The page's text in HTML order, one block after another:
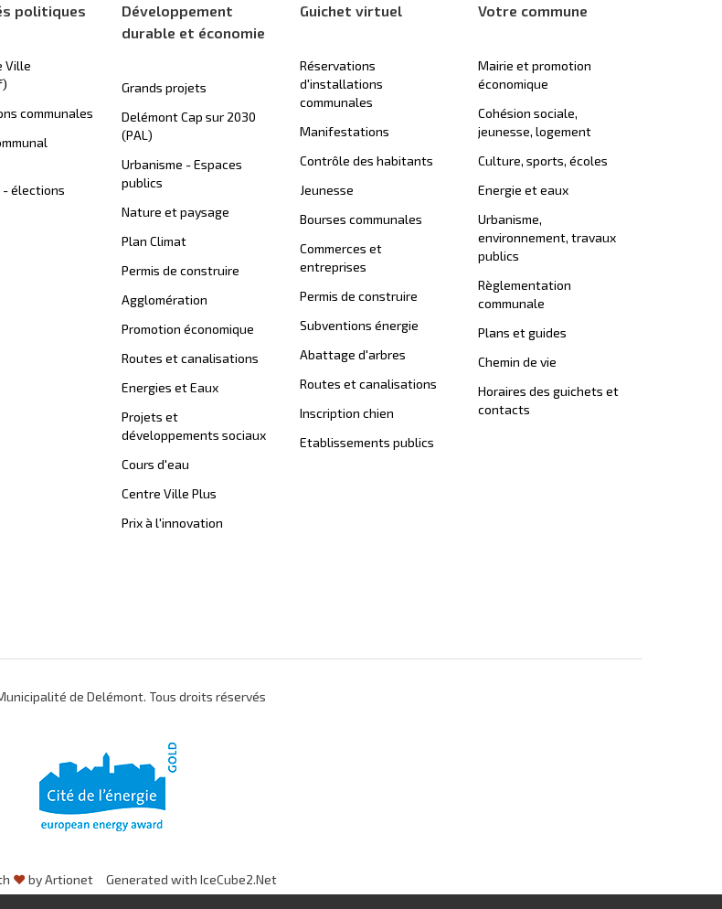
politiques
Ville
communales
élections
Développement
durable et économie
Grands projets
Delémont Cap sur 2030
(PAL)
Urbanisme - Espaces
publics
Nature et paysage
Plan Climat
Permis de construire
Agglomération
Promotion économique
Routes et canalisations
Energies et Eaux
Projets et
développements sociaux
Cours d'eau
Centre Ville Plus
Prix à l'innovation
Guichet virtuel
Réservations
d'installations
communales
Manifestations
Contrôle des habitants
Jeunesse
Bourses communales
Commerces et
entreprises
Permis de construire
Subventions énergie
Abattage d'arbres
Routes et canalisations
Inscription chien
Etablissements publics
Votre commune
Mairie et promotion
économique
Cohésion sociale,
jeunesse, logement
Culture, sports, écoles
Energie et eaux
Urbanisme,
environnement, travaux
publics
Règlementation
communale
Plans et guides
Chemin de vie
Horaires des guichets et
contacts
de Delémont. Tous droits réservés
♥by Artionet Generated with IceCube2.Net